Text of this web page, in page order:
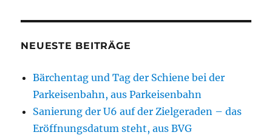
NEUESTE BEITRÄGE
Bärchentag und Tag der Schiene bei der
Parkeisenbahn, aus Parkeisenbahn
Sanierung der U6 auf der Zielgeraden – das
Eröffnungsdatum steht, aus BVG